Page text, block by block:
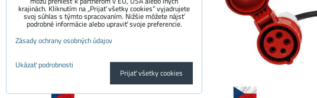
krajinách. Kliknutím na „Prijať všetky cookies“ vyjadrujete
svoj súhlas s týmto spracovaním. Nižšie môžete nájsť
podrobné informácie alebo upraviť svoje preferencie.
Zásady ochrany osobných údajov
Ukázať podrobnosti
Prijať všetky cookies